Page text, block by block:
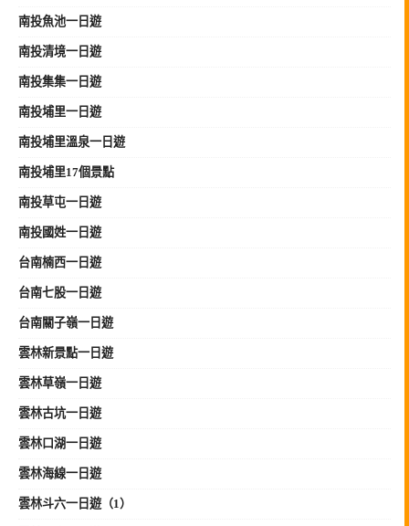
南投魚池一日遊
南投清境一日遊
南投集集一日遊
南投埔里一日遊
南投埔里溫泉一日遊
南投埔里17個景點
南投草屯一日遊
南投國姓一日遊
台南楠西一日遊
台南七股一日遊
台南關子嶺一日遊
雲林新景點一日遊
雲林草嶺一日遊
雲林古坑一日遊
雲林口湖一日遊
雲林海線一日遊
雲林斗六一日遊（1）